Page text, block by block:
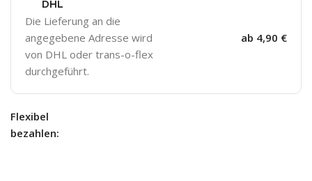
DHL
Die Lieferung an die
angegebene Adresse wird
von DHL oder trans-o-flex
durchgeführt.
ab 4,90 €
Flexibel
bezahlen: